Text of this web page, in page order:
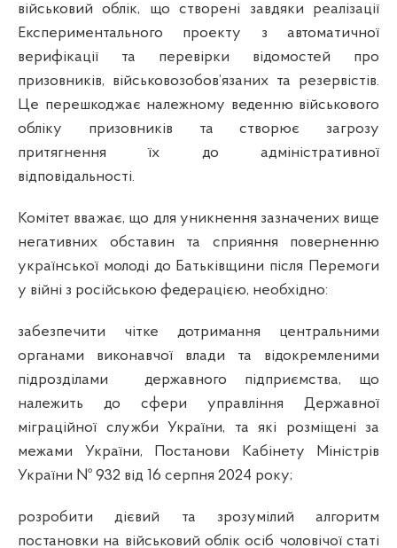
військовий облік, що створені завдяки реалізації
Експериментального проекту з автоматичної
верифікації та перевірки відомостей про
призовників, військовозобов’язаних та резервістів.
Це перешкоджає належному веденню військового
обліку призовників та створює загрозу
притягнення їх до адміністративної
відповідальності.
Комітет вважає, що для уникнення зазначених вище
негативних обставин та сприяння поверненню
української молоді до Батьківщини після Перемоги
у війні з російською федерацією, необхідно:
забезпечити чітке дотримання центральними
органами виконавчої влади та відокремленими
підрозділами державного підприємства, що
належить до сфери управління Державної
міграційної служби України, та які розміщені за
межами України, Постанови Кабінету Міністрів
України № 932 від 16 серпня 2024 року;
розробити дієвий та зрозумілий алгоритм
постановки на військовий облік осіб чоловічої статі